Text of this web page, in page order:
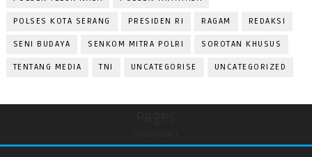
POLSES KOTA SERANG PRESIDEN RI RAGAM REDAKSI
SENI BUDAYA SENKOM MITRA POLRI SOROTAN KHUSUS
TENTANG MEDIA TNI UNCATEGORISE UNCATEGORIZED